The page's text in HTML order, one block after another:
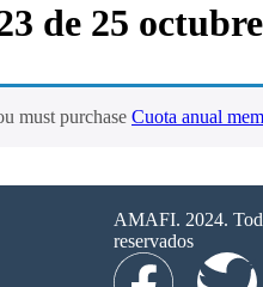
de 25
must purchase Cuota anual
AMAFI. 2024.
reservados